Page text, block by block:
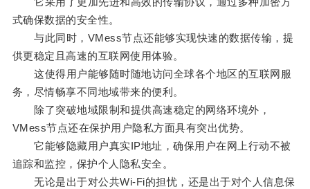
式确保数据的安全性。
与此同时，VMess节点还能够实现快速的数据传输，提
供更稳定且高速的互联网使用体验。
这使得用户能够随时随地访问全球各个地区的互联网服
务，尽情畅享不同地域带来的便利。
除了突破地域限制和提供高速稳定的网络环境外，
VMess节点还在保护用户隐私方面具有突出优势。
它能够隐藏用户真实IP地址，确保用户在网上行动不被
追踪和监控，保护个人隐私安全。
无论是出于对公共Wi-Fi的担忧，还是出于对个人信息保